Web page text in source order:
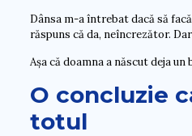
Dânsa m-a întrebat dacă să
răspuns că da, neîncrezător.
Așa că doamna a născut deja un
O concluzie
totul